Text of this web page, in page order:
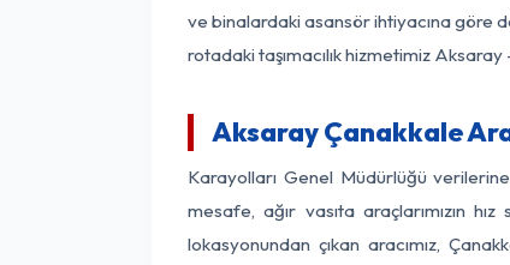
ve binalardaki asansör ihtiyacına göre
rotadaki taşımacılık hizmetimiz
Aksaray Çanakkale
Karayolları Genel Müdürlüğü
mesafe, ağır vasıta araçlarımızın
lokasyonundan çıkan aracımız,